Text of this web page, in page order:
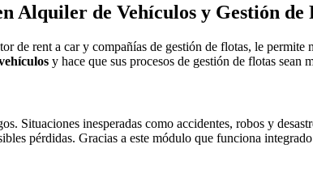
Alquiler de Vehículos y Gestión de
de rent a car y compañías de gestión de flotas, le
y hace que sus procesos de gestión de flotas sean
Situaciones inesperadas como accidentes, robos y
pérdidas. Gracias a este módulo que funciona